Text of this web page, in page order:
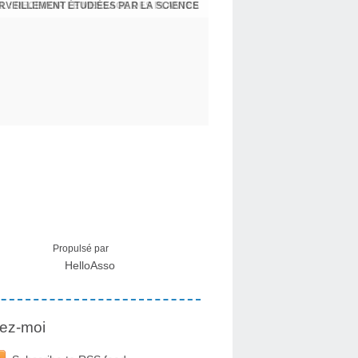
ÉTUDIÉES PAR LA SCIENCE
: RECEVOIR LE MESSAGE DES PLANTES
Propulsé par
HelloAsso
moi